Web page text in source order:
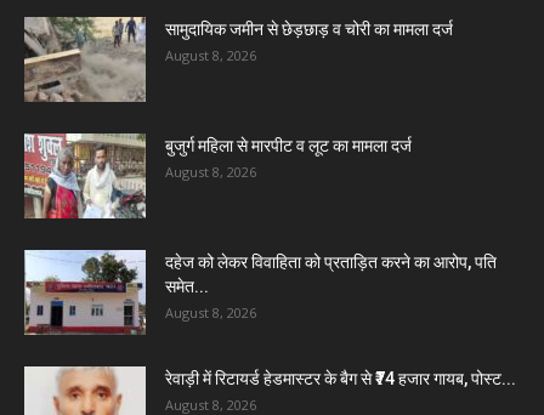
सामुदायिक जमीन से छेड़छाड़ व चोरी का मामला दर्ज
August 8, 2026
बुजुर्ग महिला से मारपीट व लूट का मामला दर्ज
August 8, 2026
दहेज को लेकर विवाहिता को प्रताड़ित करने का आरोप, पति
समेत...
August 8, 2026
रेवाड़ी में रिटायर्ड हेडमास्टर के बैग से ₹74 हजार गायब, पोस्ट...
August 8, 2026